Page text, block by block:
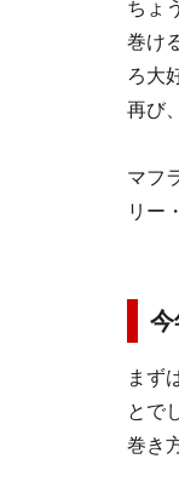
ちょ
巻け
ろ大
再び
マフ
リー
今
まず
とで
巻き